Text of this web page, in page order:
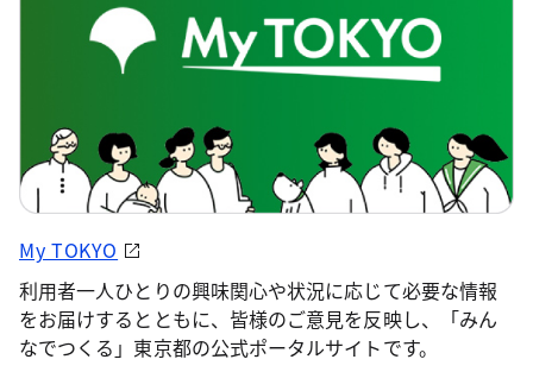
My TOKYO
利用者一人ひとりの興味関心や状況に応じて必要な情報
をお届けするとともに、皆様のご意見を反映し、「みん
なでつくる」東京都の公式ポータルサイトです。